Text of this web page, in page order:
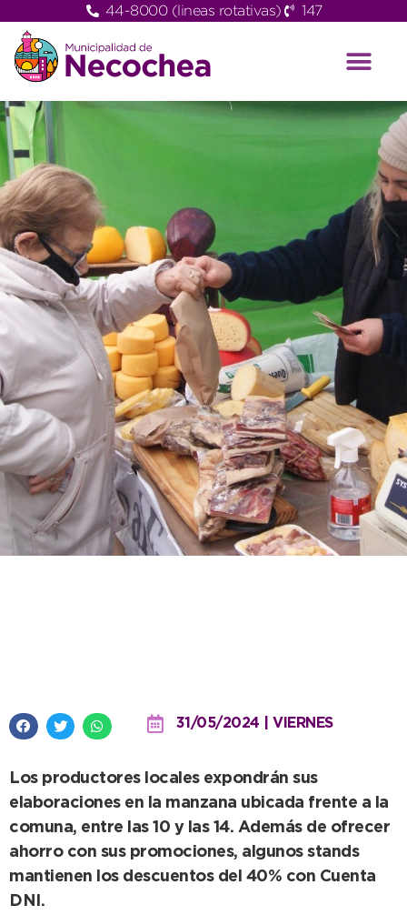
44-8000 (lineas rotativas) 147
31/05/2024 | VIERNES
Los productores locales expondrán sus
elaboraciones en la manzana ubicada frente a la
comuna, entre las 10 y las 14. Además de ofrecer
ahorro con sus promociones, algunos stands
mantienen los descuentos del 40% con Cuenta
DNI.